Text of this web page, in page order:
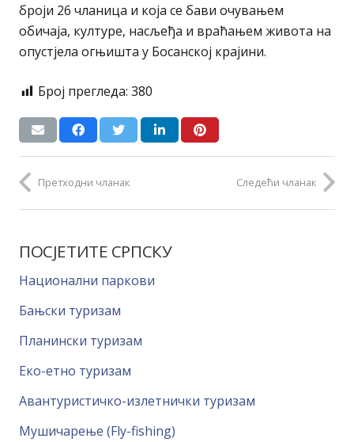
броји 26 чланица и која се бави очувањем
обичаја, културе, насљеђа и враћањем живота на
опустјела огњишта у Босанској крајини.
Број прегледа: 380
Претходни чланак Следећи чланак
ПОСЈЕТИТЕ СРПСКУ
Национални паркови
Бањски туризам
Планински туризам
Еко-етно туризам
Авантуристичко-излетнички туризам
Мушичарење (Fly-fishing)